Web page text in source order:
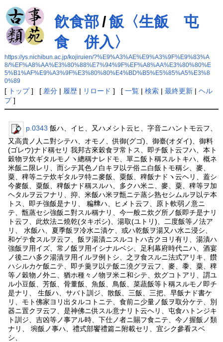
飮食部/飯〈生飯 屯
食 併入〉
https://ys.nichibun.ac.jp/kojiruien/?%E9%A3%AE%E9%A3%9F%E9%83%A
8/%EF%A8%AA%E3%80%88%E7%94%9F%EF%A8%AA%E3%80%80%E
5%B1%AF%E9%A3%9F%E3%80%80%E4%BD%B5%E5%85%A5%E3%8
0%89
[ トップ] [ 差分| 履歴| リロード ] [ 一覧| 検索| 最終更新| ヘル
プ]
p.0343 飯ハ、イヒ、又ハメシト云ヒ、字音ニハントモ云フ、
又高貴ノ人ニ對シテハ、オモノ、供御(グゴ)、御臺(オダイ)、御料
(ゴレウ)ナド稱セリ 我邦古來穀食ヲ常トス、即チ飯ト云フハ、本ト
穀物ヲ炊ギタルモノヽ總稱ナレドモ、單ニ飯ト稱スルトキハ、概ネ
米飯ニ限レリ、而シテ其色ノ白キヲ以テ俗ニ白飯トモ稱シ、麥、
粟、稗等ニテ炊ギタルヲ特ニ麥飯、粟飯、稗飯ナドヽ云ヘリ、蓋シ
今麥飯、粟飯、稗飯ナド稱スルハ、多クハ米ニ、麥、粟、稗等ヲ加
ヘタルヲ云フナリ、抑、米飯ハ米ヲ甑ニテ蒸シ熟セシムルヲ以テ本
トス、即チ強飯是ナリ、 糄𥻨ハ、ヒメト云フ、原ト軟弱ノ意ニ
テ、甑蒸セシ強飯ニ對スル稱ナリ、今一般ニ炊グ所ノ飯即チ是ナリ
ト云フ、此炊法ニ燒乾(タキボシ)、湯取(ユトリ)、二度飯等ノ法ア
リ、 水飯ハ、夏季飯ヲ冷水ニ漬ケ、或ハ乾飯ヲ湯又ハ水ニ浸シ、
和ゲテ食スルヲ云フ、飯ヲ湯漬ニスルコトハ古クヨリ有リ、湯漬ハ
強飯ヲ用イズ、常ノ飯ヲ用イシナルベシ、足利幕府時代ニハ、酒宴
ノ後ニハ多ク湯漬ヲ用イルヲ例トシ、之ヲ食スルニ法式アリキ、饡
ハシルカケ飯ニテ、即チ羹ヲ以テ飯ニ澆グヲ云フ、麥、黍、粟、稗
等ノ穀物ノ外ニ、猶ホ種々ノ物ヲ米ニ和シテ、炊グコトアリ、謂ユ
ル小豆飯、芳飯、骨董飯、魚飯、鳥飯、菜蔬飯等ト稱スルモノ即チ
是ナリ、 生飯ハ、サバト訓ジ、散飯、三飯、三把、早飯ナド書ケ
リ、モト佛家ヨリ出タルコトニテ、食前ニ少量ノ飯ヲ取分ケテ、別
器ニ置クヲ云フ、是神佛ニ供スル意ナリト云ヘリ、屯食ハトンジキ
ト訓ジ、吉凶等ノ事アル時、下仕ノ者ニ賜フ食ニテ、今ノ握飯ノ類
ナリ、 埦飯ノ事ハ、禮式部饗禮篇ニ附載セリ、宜シク參看スベ
シ、